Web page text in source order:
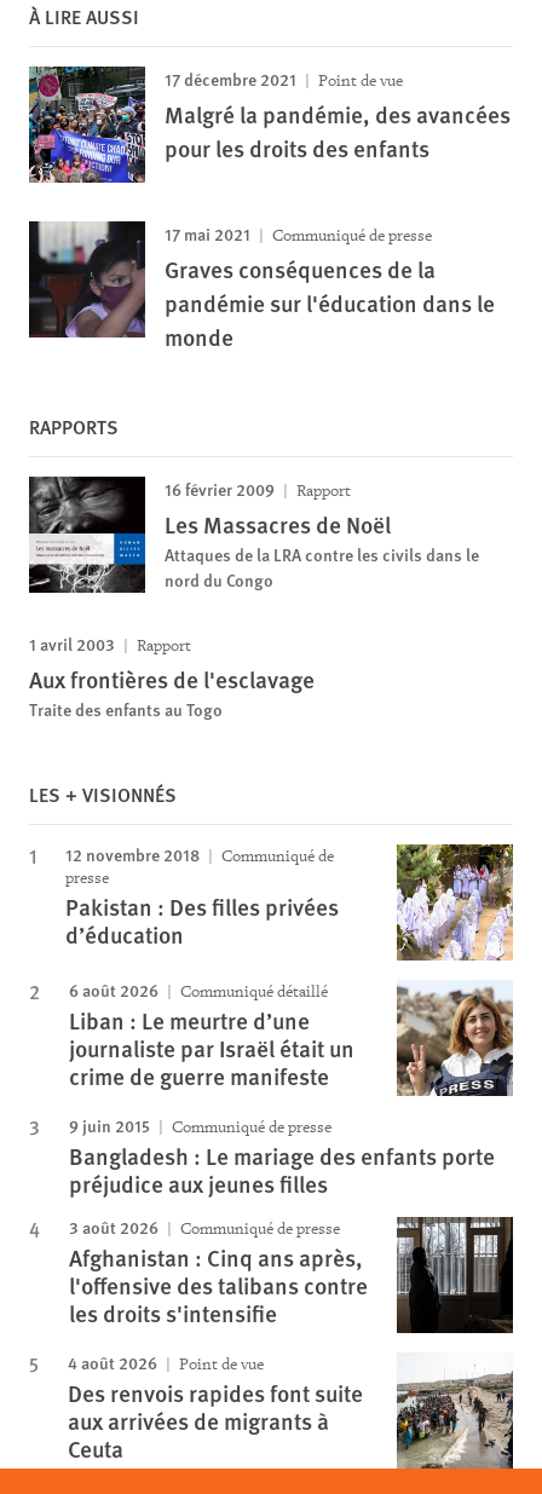
À LIRE AUSSI
17 décembre 2021 Point de vue
Malgré la pandémie, des avancées
pour les droits des enfants
17 mai 2021 Communiqué de presse
Graves conséquences de la
pandémie sur l'éducation dans le
monde
RAPPORTS
16 février 2009 Rapport
Les Massacres de Noël
Attaques de la LRA contre les civils dans le
nord du Congo
1 avril 2003 Rapport
Aux frontières de l'esclavage
Traite des enfants au Togo
LES + VISIONNÉS
12 novembre 2018
Communiqué de
presse
Pakistan : Des filles privées
d’éducation
6 août 2026 Communiqué détaillé
Liban : Le meurtre d’une
journaliste par Israël était un
crime de guerre manifeste
9 juin 2015 Communiqué de presse
Bangladesh : Le mariage des enfants porte
préjudice aux jeunes filles
3 août 2026 Communiqué de presse
Afghanistan : Cinq ans après,
l'offensive des talibans contre
les droits s'intensifie
4 août 2026 Point de vue
Des renvois rapides font suite
aux arrivées de migrants à
Ceuta